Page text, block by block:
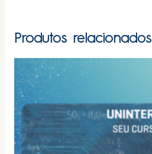
Produtos relacionados